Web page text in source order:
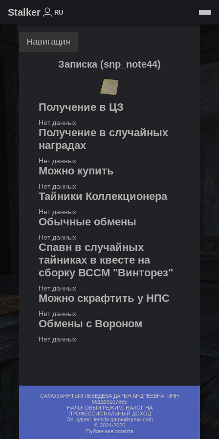
Stalker RU
Навигация
Записка(snp_note44)
Получение в ЦЗ
Нет данных
Получение в случайных
наградах
Нет данных
Можно купить
Нет данных
Тайники Коллекционера
Нет данных
Обычные обмены
Нет данных
Спавн в случайных
тайниках в квесте на
сборку ВССМ "Винторез"
Нет данных
Можно скрафтить у НПС
Нет данных
Обмены с Вороном
Нет данных
САМОЗАНЯТЫЙ ЛЕБЕДЕВА ДАРЬЯ АНДРЕЕВНА, ИНН
661103107665
НАЛОГОВЫЙ РЕЖИМ: НАЛОГ НА
ПРОФЕССИОНАЛЬНЫЙ ДОХОД
Эл. адрес: lemida.game@gmail.com
© 2024-2026
Публичная оферта